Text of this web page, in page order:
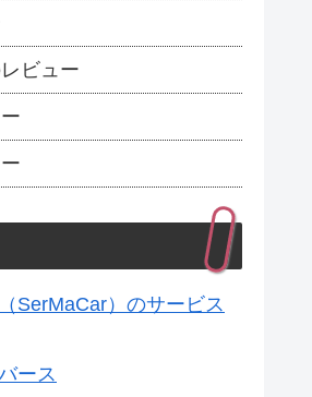
ビュー
SerMaCar）のサービス
ース